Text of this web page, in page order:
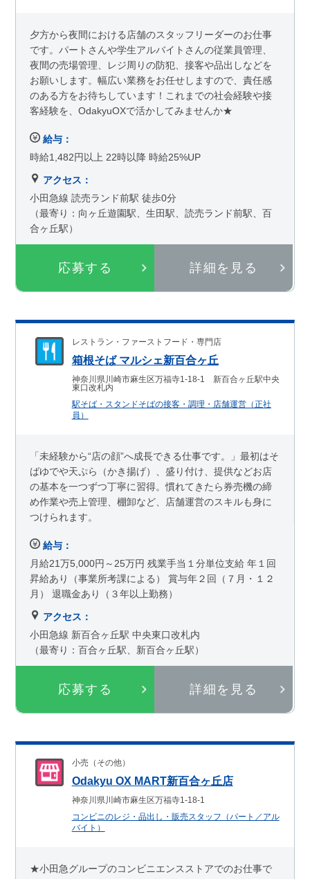
応募する 詳細を見る
夕方から夜間における店舗のスタッフリーダーのお仕事
です。パートさんや学生アルバイトさんの従業員管理、
夜間の売場管理、レジ周りの防犯、接客や品出しなどを
お願いします。幅広い業務をお任せしますので、責任感
のある方をお待ちしています！これまでの社会経験や接
客経験を、OdakyuOXで活かしてみませんか★
給与：
時給1,482円以上 22時以降 時給25%UP
アクセス：
小田急線 読売ランド前駅 徒歩0分
（最寄り：向ヶ丘遊園駅、生田駅、読売ランド前駅、百
合ヶ丘駅）
レストラン・ファーストフード・専門店
箱根そば マルシェ新百合ヶ丘
神奈川県川崎市麻生区万福寺1-18-1 新百合ヶ丘駅中央
東口改札内
駅そば・スタンドそばの接客・調理・店舗運営（正社
員）
応募する 詳細を見る
「未経験から“店の顔”へ成長できる仕事です。」最初はそ
ばゆでや天ぷら（かき揚げ）、盛り付け、提供などお店
の基本を一つずつ丁寧に習得。慣れてきたら券売機の締
め作業や売上管理、棚卸など、店舗運営のスキルも身に
つけられます。
給与：
月給21万5,000円～25万円 残業手当１分単位支給 年１回
昇給あり（事業所考課による） 賞与年２回（７月・１２
月） 退職金あり（３年以上勤務）
アクセス：
小田急線 新百合ヶ丘駅 中央東口改札内
（最寄り：百合ヶ丘駅、新百合ヶ丘駅）
小売（その他）
Odakyu OX MART新百合ヶ丘店
神奈川県川崎市麻生区万福寺1-18-1
コンビニのレジ・品出し・販売スタッフ（パート／アル
バイト）
★小田急グループのコンビニエンスストアでのお仕事で